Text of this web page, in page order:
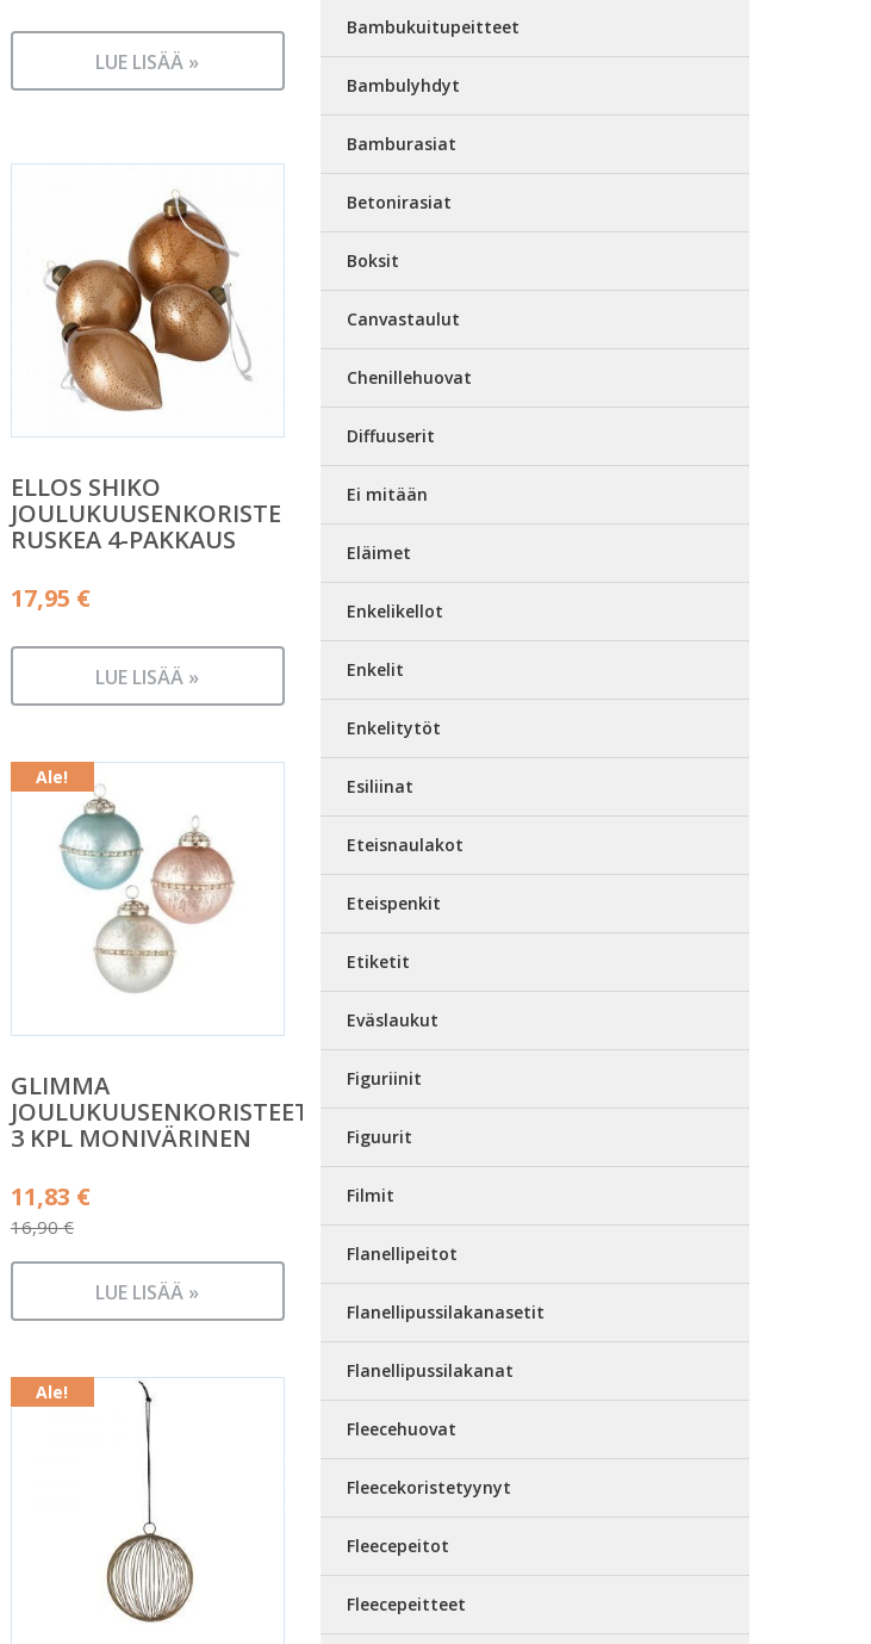
LUE LISÄÄ »
ELLOS SHIKO
JOULUKUUSENKORISTE
RUSKEA 4-PAKKAUS
17,95 €
LUE LISÄÄ »
Ale!
GLIMMA
JOULUKUUSENKORISTEET
3 KPL MONIVÄRINEN
16,90€
Alkuperäinen
hinta
oli:
11,83 €
Nykyinen
on:
LUE LISÄÄ »
Ale!
Bambukuitupeitteet
Bambulyhdyt
Bamburasiat
Betonirasiat
Boksit
Canvastaulut
Chenillehuovat
Diffuuserit
Ei mitään
Eläimet
Enkelikellot
Enkelit
Enkelitytöt
Esiliinat
Eteisnaulakot
Eteispenkit
Etiketit
Eväslaukut
Figuriinit
Figuurit
Filmit
Flanellipeitot
Flanellipussilakanasetit
Flanellipussilakanat
Fleecehuovat
Fleecekoristetyynyt
Fleecepeitot
Fleecepeitteet